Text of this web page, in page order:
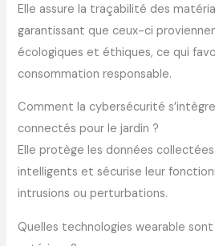
Elle assure la traçabilité des
garantissant que ceux-ci
écologiques et éthiques, ce qui
consommation responsable.
Comment la cybersécurité
connectés pour le jardin ?
Elle protège les données
intelligents et sécurise leur
intrusions ou perturbations.
Quelles technologies wearable